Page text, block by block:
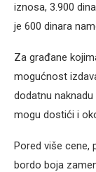
iznosa, 3.900
je 600 dinara
Za građane
mogućnost
dodatnu
mogu dostići i
Pored više cene,
bordo boja